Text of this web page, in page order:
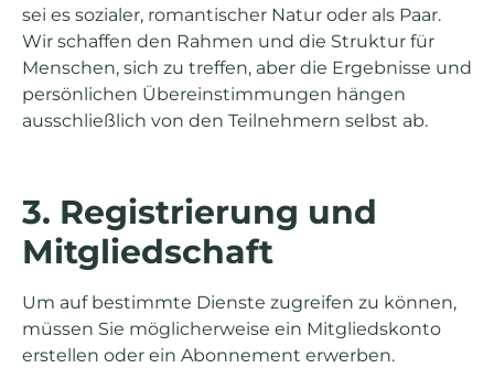
sei es sozialer, romantischer Natur oder als Paar.
Wir schaffen den Rahmen und die Struktur für
Menschen, sich zu treffen, aber die Ergebnisse und
persönlichen Übereinstimmungen hängen
ausschließlich von den Teilnehmern selbst ab.
3. Registrierung und
Mitgliedschaft
Um auf bestimmte Dienste zugreifen zu können,
müssen Sie möglicherweise ein Mitgliedskonto
erstellen oder ein Abonnement erwerben.